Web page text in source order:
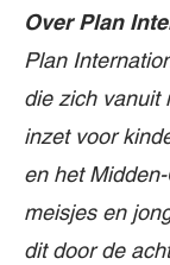
Over Plan
Plan
die zich vanuit
inzet voor
en het
meisjes en
dit door de